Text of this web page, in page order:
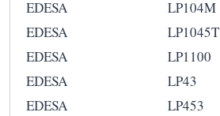
EDESA
LP104M
EDESA
LP1045T
EDESA
LP1100
EDESA
LP43
EDESA
LP453